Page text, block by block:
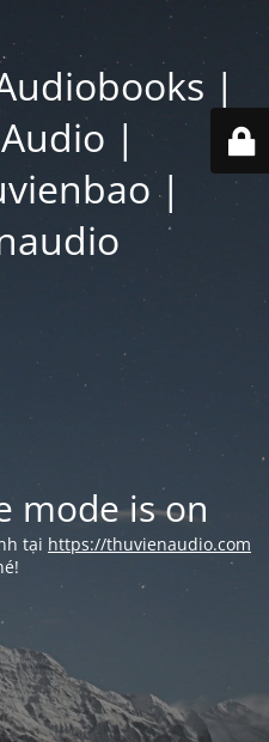
|
|
|
mode is on
tại https://thuvienaudio.com